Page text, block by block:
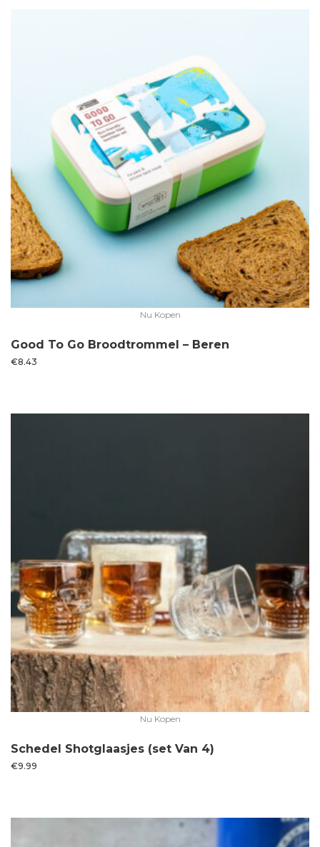
Nu Kopen
Good To Go Broodtrommel – Beren
€8.43
Nu Kopen
Schedel Shotglaasjes (set Van 4)
€9.99